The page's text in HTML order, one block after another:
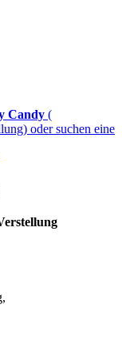
Candy (
oder suchen eine